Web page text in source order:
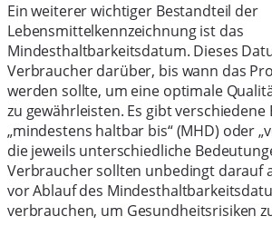
Ein weiterer wichtiger Bestandteil der
Lebensmittelkennzeichnung ist das
Mindesthaltbarkeitsdatum. Dieses
Verbraucher darüber, bis wann das
werden sollte, um eine optimale
zu gewährleisten. Es gibt verschiedene
„mindestens haltbar bis“ (MHD) oder
die jeweils unterschiedliche
Verbraucher sollten unbedingt darauf
vor Ablauf des
verbrauchen, um Gesundheitsrisiken